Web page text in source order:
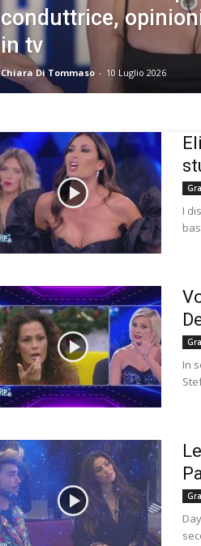
conduttrice,
in tv
Chiara Di Tommaso - 10 Luglio 2026
I
In